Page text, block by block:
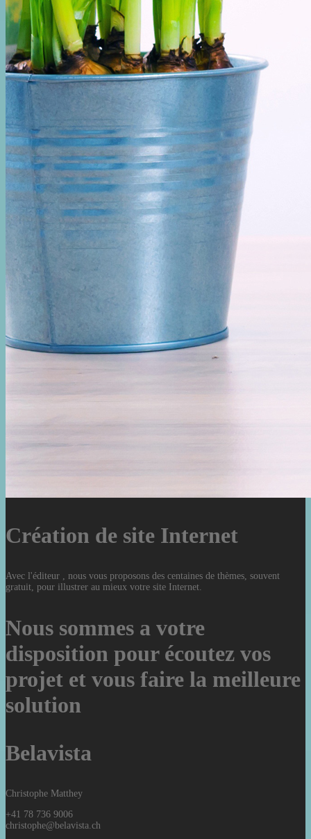
Création de site Internet
Avec l'éditeur , nous vous proposons des centaines de thèmes, souvent
gratuit, pour illustrer au mieux votre site Internet.
Nous sommes a votre
disposition pour écoutez vos
projet et vous faire la meilleure
solution
Belavista
Christophe Matthey
+41 78 736 9006
christophe@belavista.ch